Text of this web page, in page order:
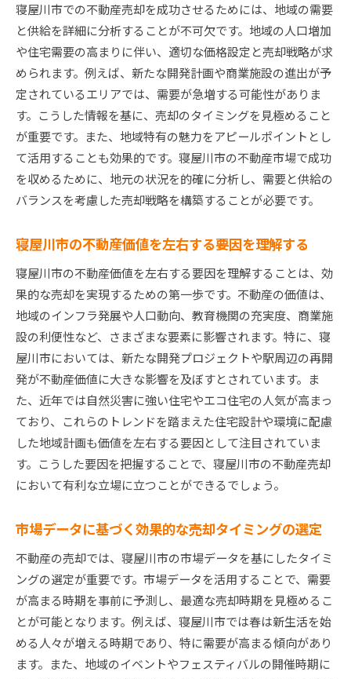
プロのサポートを受けた寝屋川市不動産売却の魅力
最大化法
信頼できる不動産エージェントの選び方
ホームステージングで物件の第一印象を向上
プロの写真撮影で物件の魅力を最大化
法律と手続きの専門家による安心サポート
適切な価格設定で購入希望者を引き付ける
売却プロセスをスムーズに進めるための協力体
制
グとは
季節ごとの市場動向から見る売却チャンス
経済状況と住宅ローン金利が与える影響の分析
地域の開発計画とその影響を考慮した売却時期
不動産価値が最大化される最適な時期を見極め
る
買い手の動向を把握してベストなタイミングを
選ぶ
競争が激化する前に売却するためのタイミング
戦略
寝屋川市不動産売却で高値を実現するためのステッ
売却前に行うべき必要な準備と手続き
適正価格を設定するための評価と査定
購入希望者との交渉で高値を引き出す方法
売却契約の締結と法的手続きの流れ
売却後の引き渡しまでのスケジュール管理
不動産売却後の税務処理とその注意点
市場動向を見極めた寝屋川市でのスマートな不動産
寝屋川市での不動産売却を成功させるためには、地域の需要
と供給を詳細に分析することが不可欠です。地域の人口増加
や住宅需要の高まりに伴い、適切な価格設定と売却戦略が求
められます。例えば、新たな開発計画や商業施設の進出が予
定されているエリアでは、需要が急増する可能性がありま
す。こうした情報を基に、売却のタイミングを見極めること
が重要です。また、地域特有の魅力をアピールポイントとし
て活用することも効果的です。寝屋川市の不動産市場で成功
を収めるために、地元の状況を的確に分析し、需要と供給の
バランスを考慮した売却戦略を構築することが必要です。
寝屋川市の不動産価値を左右する要因を理解する
寝屋川市の不動産価値を左右する要因を理解することは、効
果的な売却を実現するための第一歩です。不動産の価値は、
地域のインフラ発展や人口動向、教育機関の充実度、商業施
設の利便性など、さまざまな要素に影響されます。特に、寝
屋川市においては、新たな開発プロジェクトや駅周辺の再開
発が不動産価値に大きな影響を及ぼすとされています。ま
た、近年では自然災害に強い住宅やエコ住宅の人気が高まっ
ており、これらのトレンドを踏まえた住宅設計や環境に配慮
した地域計画も価値を左右する要因として注目されていま
す。こうした要因を把握することで、寝屋川市の不動産売却
において有利な立場に立つことができるでしょう。
市場データに基づく効果的な売却タイミングの選定
不動産の売却では、寝屋川市の市場データを基にしたタイミ
ングの選定が重要です。市場データを活用することで、需要
が高まる時期を事前に予測し、最適な売却時期を見極めるこ
とが可能となります。例えば、寝屋川市では春は新生活を始
める人々が増える時期であり、特に需要が高まる傾向があり
ます。また、地域のイベントやフェスティバルの開催時期に